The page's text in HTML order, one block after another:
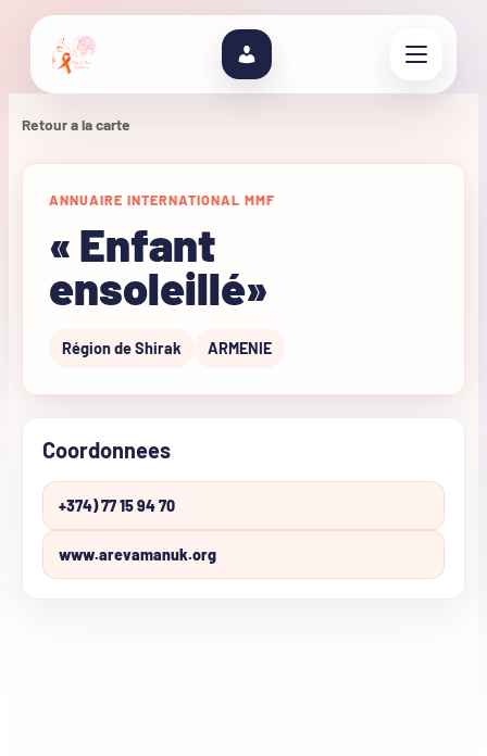
Retour a la carte
ANNUAIRE INTERNATIONAL MMF
« Enfant
ensoleillé»
Région de Shirak ARMENIE
Coordonnees
+374) 77 15 94 70
www.arevamanuk.org